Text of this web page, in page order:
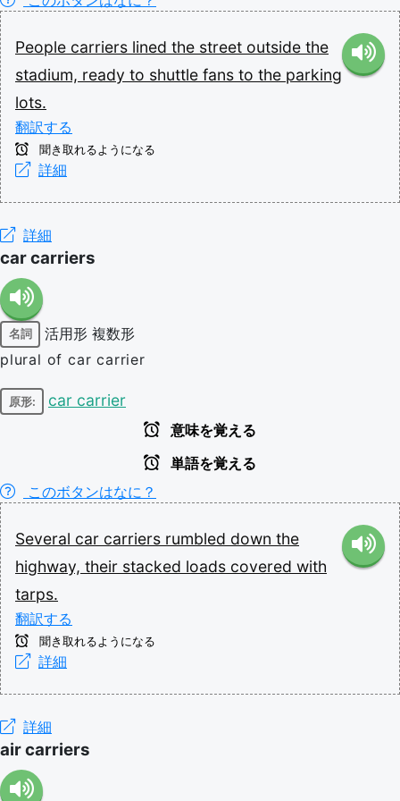
People carriers lined the street outside the
stadium, ready to shuttle fans to the parking
lots.
翻訳する
聞き取れるようになる
詳細
詳細
car carriers
名詞 活用形 複数形
plural of car carrier
原形: car carrier
意味を覚える
単語を覚える
このボタンはなに？
Several car carriers rumbled down the
highway, their stacked loads covered with
tarps.
翻訳する
聞き取れるようになる
詳細
詳細
air carriers